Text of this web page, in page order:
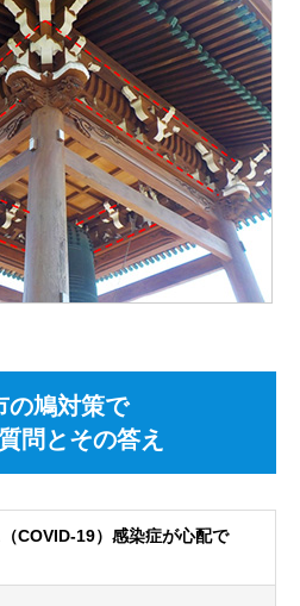
の鳩対策で
問とその答え
COVID-19）感染症が心配で